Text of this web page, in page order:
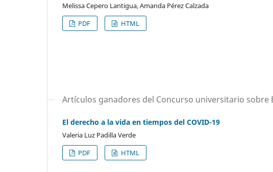
Melissa Cepero Lantigua, Amanda Pérez Calzada
PDF
HTML
Artículos ganadores del Concurso universitario sobre
El derecho a la vida en tiempos del COVID-19
Valeria Luz Padilla Verde
PDF
HTML